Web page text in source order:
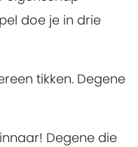
doe je in drie
tikken. Degene
Degene die